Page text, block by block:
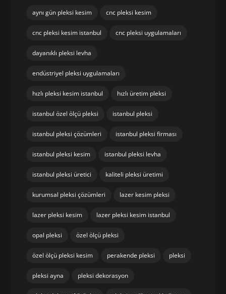
aynı gün pleksi kesim cnc pleksi kesim
cnc pleksi kesim istanbul cnc pleksi uygulamaları
dayanıklı pleksi levha
endüstriyel pleksi uygulamaları
hızlı pleksi kesim istanbul hızlı üretim pleksi
istanbul özel ölçü pleksi istanbul pleksi
istanbul pleksi çözümleri istanbul pleksi firması
istanbul pleksi kesim istanbul pleksi levha
istanbul pleksi üretici kaliteli pleksi üretimi
kurumsal pleksi çözümleri lazer kesim pleksi
lazer pleksi kesim lazer pleksi kesim istanbul
opal pleksi özel ölçü pleksi
özel ölçü pleksi kesim perakende pleksi pleksi
pleksi ayna pleksi dekorasyon